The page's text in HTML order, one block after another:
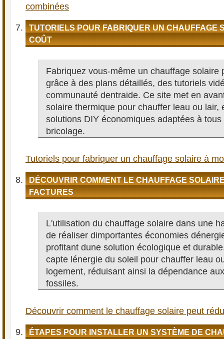
combinées
TUTORIELS POUR FABRIQUER UN CHAUFFAGE
COÛT
Fabriquez vous-même un chauffage solaire
grâce à des plans détaillés, des tutoriels
communauté dentraide. Ce site met en
solaire thermique pour chauffer leau ou
solutions DIY économiques adaptées à
bricolage.
Tutoriels pour fabriquer un chauffage solaire à
DÉCOUVRIR COMMENT LE CHAUFFAGE
FACTURES
L'utilisation du chauffage solaire dans une
de réaliser dimportantes économies
profitant dune solution écologique et
capte lénergie du soleil pour chauffer leau
logement, réduisant ainsi la dépendance
fossiles.
Découvrir comment le chauffage solaire peut
ÉTAPES POUR INSTALLER UN SYSTÈME DE